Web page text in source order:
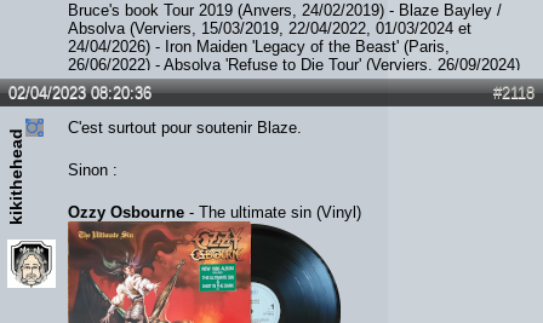
Bruce's book Tour 2019 (Anvers, 24/02/2019) - Blaze Bayley /
Absolva (Verviers, 15/03/2019, 22/04/2022, 01/03/2024 et
24/04/2026) - Iron Maiden 'Legacy of the Beast' (Paris,
26/06/2022) - Absolva 'Refuse to Die Tour' (Verviers, 26/09/2024)
- Paul Di'Anno (Diest, 06/12/2023) - JohnL (Verviers, 05/09/2025)
- Smith / Kotzen (Ittre, 07/02/2026) - The Hell Patrol / Nightride
(Fléron, 28/02/2026)
#2118
02/04/2023 08:20:36
kikithehead
C'est surtout pour soutenir Blaze.
Sinon :
Ozzy Osbourne - The ultimate sin (Vinyl)